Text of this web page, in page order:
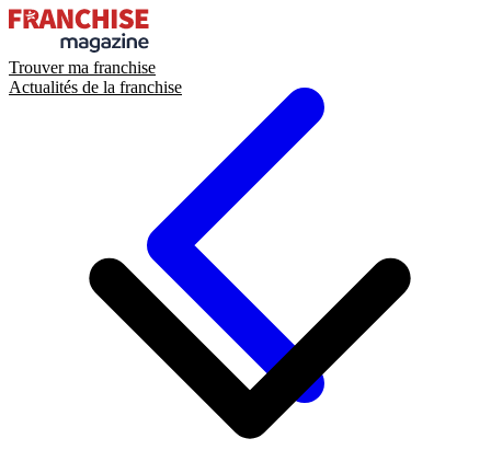
Trouver ma franchise
Actualités de la franchise